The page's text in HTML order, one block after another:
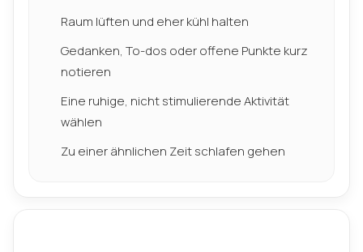
Raum lüften und eher kühl halten
Gedanken, To-dos oder offene Punkte kurz
notieren
Eine ruhige, nicht stimulierende Aktivität
wählen
Zu einer ähnlichen Zeit schlafen gehen